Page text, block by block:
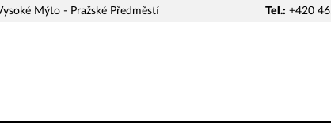
Mýto - Pražské Předměstí Tel.: +420